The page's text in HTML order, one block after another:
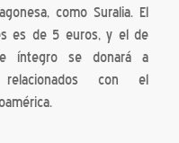
como Suralia. El
es de 5 euros, y el de
íntegro se donará a
con el